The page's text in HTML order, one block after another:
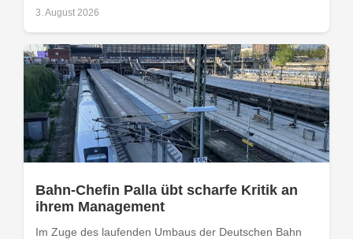
3. August 2026
Bahn-Chefin Palla übt scharfe Kritik an
ihrem Management
Im Zuge des laufenden Umbaus der Deutschen Bahn